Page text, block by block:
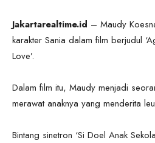
Jakartarealtime.id – Maudy
karakter Sania dalam film berjudul
Love’.
Dalam film itu, Maudy menjadi
merawat anaknya yang menderita
Bintang sinetron ‘Si Doel Anak